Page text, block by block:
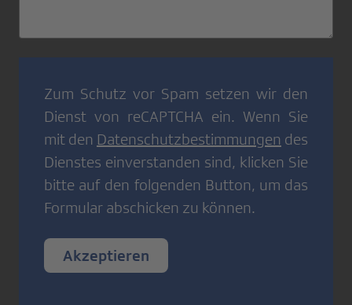
Zum Schutz vor Spam setzen wir den
Dienst von reCAPTCHA ein. Wenn Sie
mit den Datenschutzbestimmungen des
Dienstes einverstanden sind, klicken Sie
bitte auf den folgenden Button, um das
Formular abschicken zu können.
Akzeptieren